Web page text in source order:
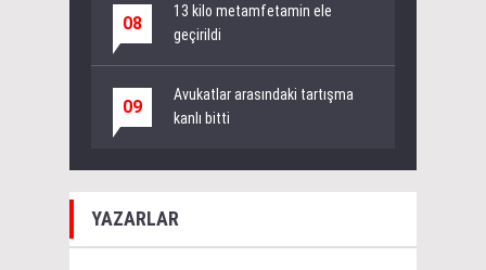
08
13 kilo metamfetamin ele
geçirildi
09
Avukatlar arasındaki tartışma
kanlı bitti
YAZARLAR